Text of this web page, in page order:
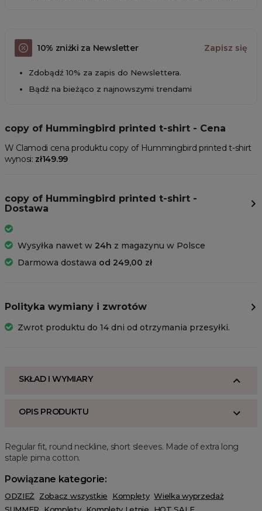
10% zniżki za Newsletter Zapisz się
Zdobądź 10% za zapis do Newslettera.
Bądź na bieżąco z najnowszymi trendami
copy of Hummingbird printed t-shirt - Cena
W Clamodi cena produktu copy of Hummingbird printed t-shirt
wynosi: zł149.99
copy of Hummingbird printed t-shirt -
Dostawa
Wysyłka nawet w 24h z magazynu w Polsce
Darmowa dostawa od 249,00 zł
Polityka wymiany i zwrotów
Zwrot produktu do 14 dni od otrzymania przesyłki.
SKŁAD I WYMIARY
OPIS PRODUKTU
Regular fit, round neckline, short sleeves. Made of extra long
staple pima cotton.
Powiązane kategorie:
ODZIEŻ Zobacz wszystkie Komplety Wielka wyprzedaż